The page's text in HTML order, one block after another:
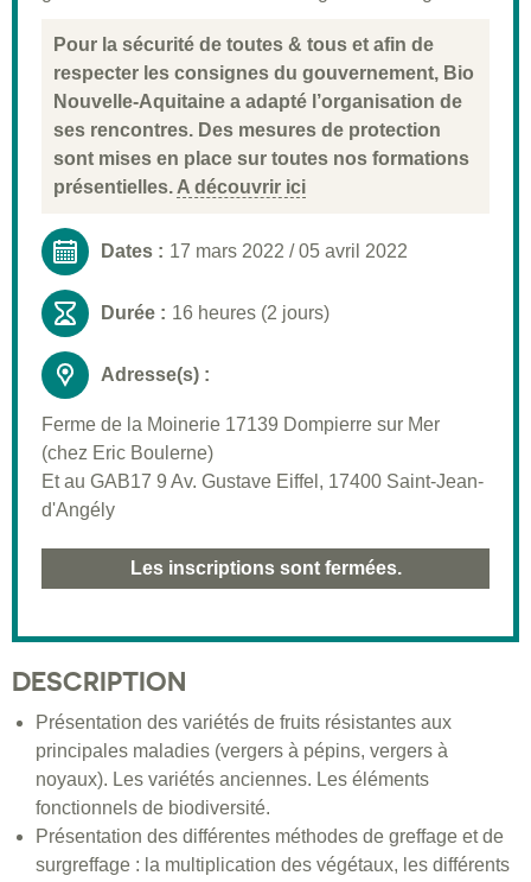
Moyens pédagogiques
Informations pratiques
Pour la sécurité de toutes & tous et afin de
respecter les consignes du gouvernement, Bio
Nouvelle-Aquitaine a adapté l’organisation de
ses rencontres. Des mesures de protection
sont mises en place sur toutes nos formations
présentielles. A découvrir ici
Dates : 17 mars 2022 /05 avril 2022
Durée : 16 heures (2 jours)
Adresse(s) :
Ferme de la Moinerie 17139 Dompierre sur Mer
(chez Eric Boulerne)
Et au GAB17 9 Av. Gustave Eiffel, 17400 Saint-Jean-
d'Angély
Les inscriptions sont fermées.
DESCRIPTION
Présentation des variétés de fruits résistantes aux
principales maladies (vergers à pépins, vergers à
noyaux). Les variétés anciennes. Les éléments
fonctionnels de biodiversité.
Présentation des différentes méthodes de greffage et de
surgreffage : la multiplication des végétaux, les différents